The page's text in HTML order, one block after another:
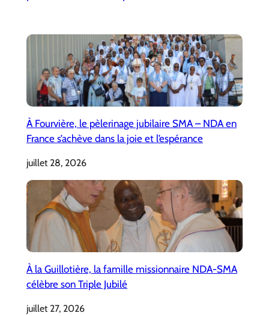
À Fourvière, le pèlerinage jubilaire SMA – NDA en
France s’achève dans la joie et l’espérance
juillet 28, 2026
À la Guillotière, la famille missionnaire NDA-SMA
célèbre son Triple Jubilé
juillet 27, 2026